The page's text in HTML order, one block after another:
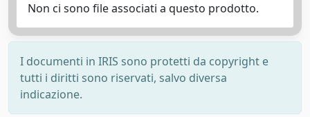
Non ci sono file associati a questo prodotto.
I documenti in IRIS sono protetti da copyright e
tutti i diritti sono riservati, salvo diversa
indicazione.